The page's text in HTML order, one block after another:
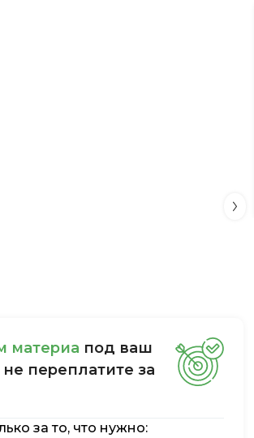
мaтepиa пoд вaш
пepeплaтитe зa
за то, что нужно: